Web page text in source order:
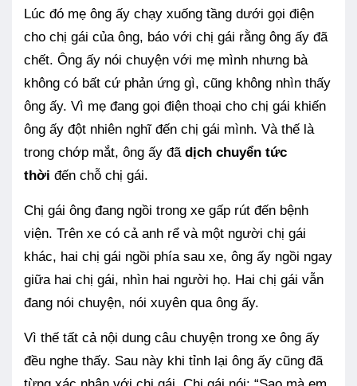
Lúc đó mẹ ông ấy chạy xuống tầng dưới gọi điện
cho chị gái của ông, báo với chị gái rằng ông ấy đã
chết. Ông ấy nói chuyện với mẹ mình nhưng bà
không có bất cứ phản ứng gì, cũng không nhìn thấy
ông ấy. Vì mẹ đang gọi điện thoại cho chị gái khiến
ông ấy đột nhiên nghĩ đến chị gái mình. Và thế là
trong chớp mắt, ông ấy đã dịch chuyển tức
thời đến chỗ chị gái.
Chị gái ông đang ngồi trong xe gấp rút đến bệnh
viện. Trên xe có cả anh rể và một người chị gái
khác, hai chị gái ngồi phía sau xe, ông ấy ngồi ngay
giữa hai chị gái, nhìn hai người họ. Hai chị gái vẫn
đang nói chuyện, nói xuyên qua ông ấy.
Vì thế tất cả nội dung câu chuyện trong xe ông ấy
đều nghe thấy. Sau này khi tỉnh lại ông ấy cũng đã